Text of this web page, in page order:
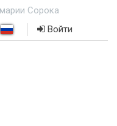
Сорока
Войти